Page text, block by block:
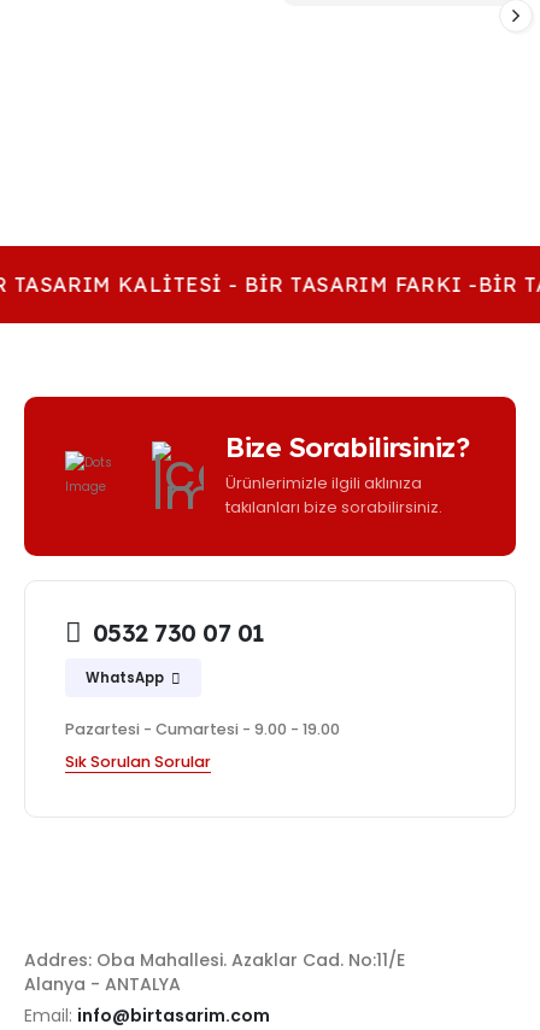
TASARIM KALITESI - BIR TASARIM FARKI -BIR
Bize Sorabilirsiniz?
Ürünlerimizle ilgili aklınıza
takılanları bize sorabilirsiniz.
0532 730 07 01
WhatsApp
Pazartesi - Cumartesi - 9.00 - 19.00
Sık Sorulan Sorular
Addres: Oba Mahallesi. Azaklar Cad. No:11/E
Alanya - ANTALYA
Email: info@birtasarim.com